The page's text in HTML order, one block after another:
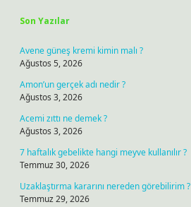
Son Yazılar
Avene güneş kremi kimin malı ?
Ağustos 5, 2026
Amon’un gerçek adı nedir ?
Ağustos 3, 2026
Acemi zıttı ne demek ?
Ağustos 3, 2026
7 haftalık gebelikte hangi meyve kullanılır ?
Temmuz 30, 2026
Uzaklaştırma kararını nereden görebilirim ?
Temmuz 29, 2026